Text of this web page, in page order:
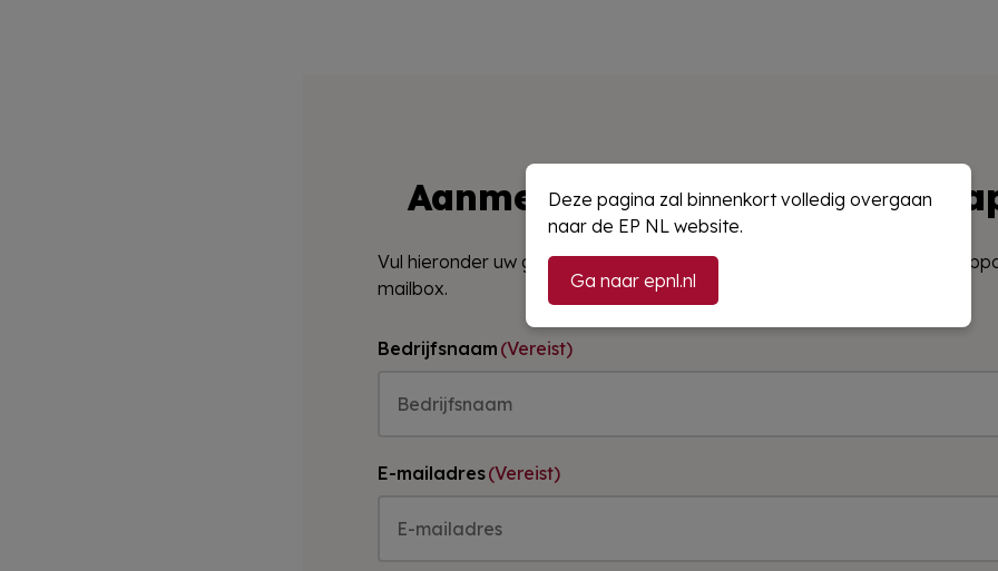
Aanmelden wekelijkse
Vul hieronder uw gegevens in en ontvang gratis het wekelijkse
mailbox.
Bedrijfsnaam (Vereist)
E-mailadres(Vereist)
Deze pagina zal binnenkort volledig overgaan
naar de EP NL website.
Ga naar epnl.nl